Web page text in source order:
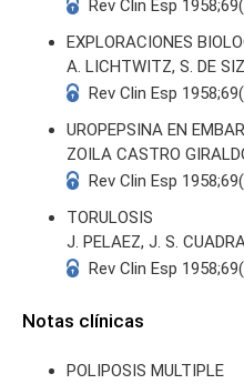
Rev Clin Esp
EXPLORACIONES
A. LICHTWITZ, S. DE
Rev Clin Esp
UROPEPSINA EN
ZOILA CASTRO
Rev Clin Esp
TORULOSIS
J. PELAEZ, J. S.
Rev Clin Esp
Notas clínicas
POLIPOSIS MULTIPLE